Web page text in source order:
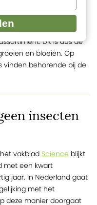
bloemen mix,
oregano en
planten hebben wij de
Dit is dus de
en bloeien. Op
vinden behorende bij de
insecten
vakblad Science blijkt
met een kwart
jaar. In Nederland gaat
met het
deze manier doorgaat